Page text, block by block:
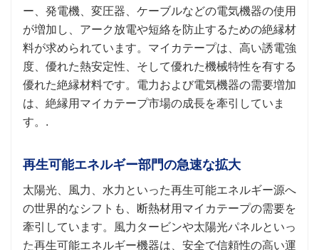
ー、発電機、変圧器、ケーブルなどの電気機器の使用
が増加し、アーク放電や短絡を防止するための絶縁材
料が求められています。マイカテープは、高い誘電強
度、優れた熱安定性、そして優れた機械特性を有する
優れた絶縁材料です。電力および電気機器の需要増加
は、絶縁用マイカテープ市場の成長を牽引していま
す。.
再生可能エネルギー部門の急速な拡大
太陽光、風力、水力といった再生可能エネルギー源へ
の世界的なシフトも、断熱材用マイカテープの需要を
牽引しています。風力タービンや太陽光パネルといっ
た再生可能エネルギー機器は、安全で信頼性の高い運